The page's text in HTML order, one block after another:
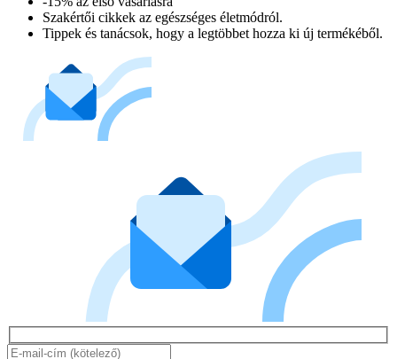
Szakértői cikkek az egészséges életmódról.
Tippek és tanácsok, hogy a legtöbbet hozza ki új termékéből.